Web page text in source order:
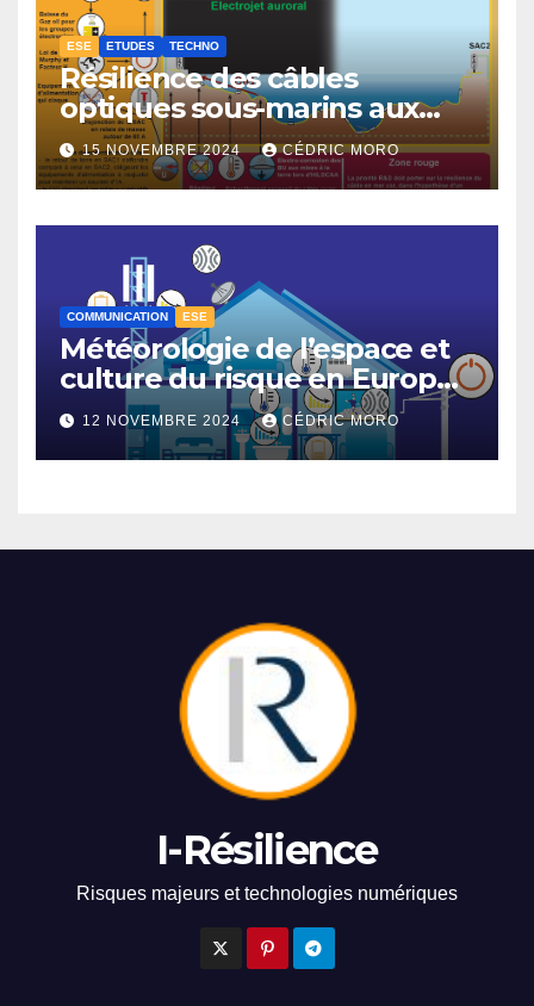
ESE ETUDES TECHNO
Résilience des câbles
optiques sous-marins aux
tempêtes géomagnétiques
majeures 3-3
15 NOVEMBRE 2024 CÉDRIC MORO
COMMUNICATION ESE
Météorologie de l’espace et
culture du risque en Europe –
3-112 NOVEMBRE 2024 CÉDRIC MORO
I-Résilience
Risques majeurs et technologies numériques